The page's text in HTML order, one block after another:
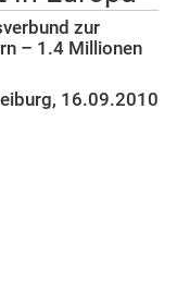
zur
– 1.4 Millionen
16.09.2010